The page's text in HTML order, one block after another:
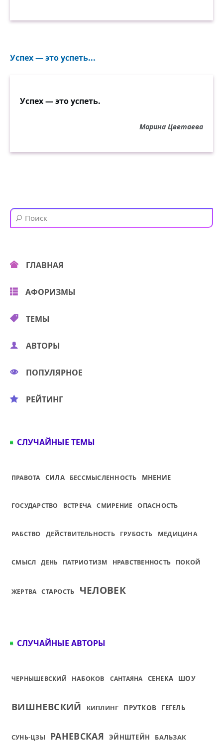
Успех — это успеть...
Успех — это успеть.
Марина Цветаева
ГЛАВНАЯ
АФОРИЗМЫ
ТЕМЫ
АВТОРЫ
ПОПУЛЯРНОЕ
РЕЙТИНГ
СЛУЧАЙНЫЕ ТЕМЫ
ПРАВОТА СИЛА БЕССМЫСЛЕННОСТЬ МНЕНИЕ
ГОСУДАРСТВО ВСТРЕЧА СМИРЕНИЕ ОПАСНОСТЬ
РАБСТВО ДЕЙСТВИТЕЛЬНОСТЬ ГРУБОСТЬ МЕДИЦИНА
СМЫСЛ ДЕНЬ ПАТРИОТИЗМ НРАВСТВЕННОСТЬ ПОКОЙ
ЖЕРТВА СТАРОСТЬ ЧЕЛОВЕК
СЛУЧАЙНЫЕ АВТОРЫ
ЧЕРНЫШЕВСКИЙ НАБОКОВ САНТАЯНА СЕНЕКА ШОУ
ВИШНЕВСКИЙ КИПЛИНГ ПРУТКОВ ГЕГЕЛЬ
СУНЬ-ЦЗЫ РАНЕВСКАЯ ЭЙНШТЕЙН БАЛЬЗАК